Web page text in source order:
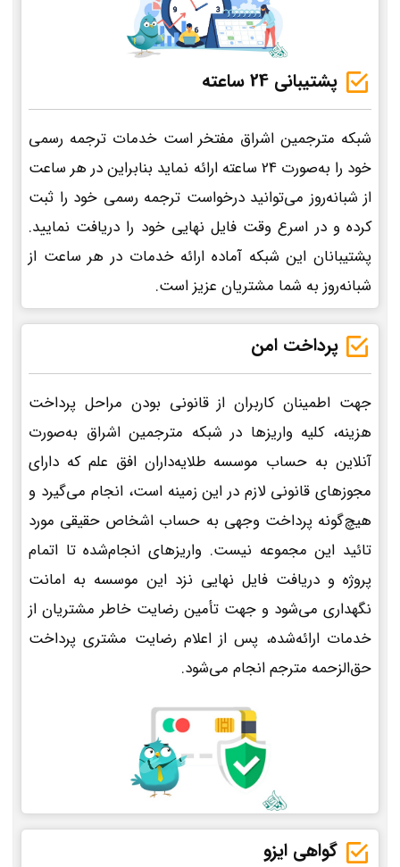
پشتیبانی 24 ساعته
شبکه مترجمین اشراق مفتخر است خدمات ترجمه رسمی
خود را به‌صورت 24 ساعته ارائه نماید بنابراین در هر ساعت
از شبانه‌روز می‌توانید درخواست ترجمه رسمی خود را ثبت
کرده و در اسرع وقت فایل نهایی خود را دریافت نمایید.
پشتیبانان این شبکه آماده ارائه خدمات در هر ساعت از
شبانه‌روز به شما مشتریان عزیز است.
پرداخت امن
جهت اطمینان کاربران از قانونی بودن مراحل پرداخت
هزینه، کلیه واریزها در شبکه مترجمین اشراق به‌صورت
آنلاین به حساب موسسه طلایه‌داران افق علم که دارای
مجوزهای قانونی لازم در این زمینه است، انجام می‌گیرد و
هیچ‌گونه پرداخت وجهی به حساب اشخاص حقیقی مورد
تائید این مجموعه نیست. واریزهای انجام‌شده تا اتمام
پروژه و دریافت فایل نهایی نزد این موسسه به امانت
نگهداری می‌شود و جهت تأمین رضایت خاطر مشتریان از
خدمات ارائه‌شده، پس از اعلام رضایت مشتری پرداخت
حق‌الزحمه مترجم انجام می‌شود.
گواهی ایزو